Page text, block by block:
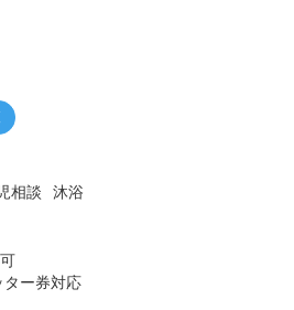
相談 沐浴
ター券対応